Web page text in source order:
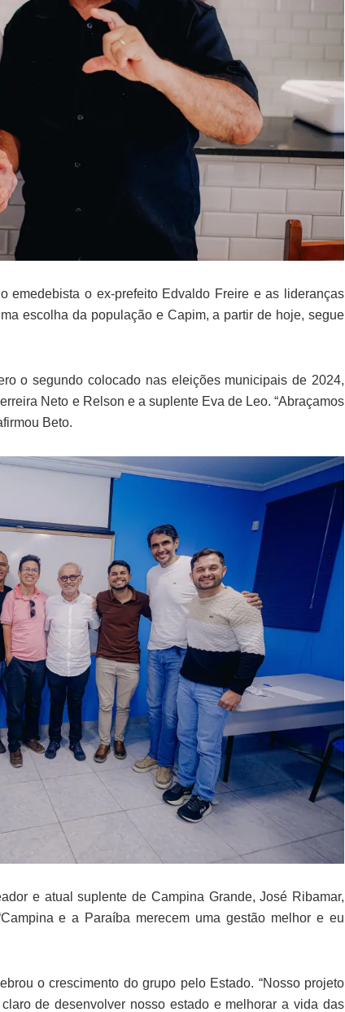
emedebista o ex-prefeito Edvaldo Freire e as lideranças
escolha da população e Capim, a partir de hoje, segue
o segundo colocado nas eleições municipais de 2024,
Neto e Relson e a suplente Eva de Leo. “Abraçamos
Beto.
e atual suplente de Campina Grande, José Ribamar,
e a Paraíba merecem uma gestão melhor e eu
o crescimento do grupo pelo Estado. “Nosso projeto
de desenvolver nosso estado e melhorar a vida das